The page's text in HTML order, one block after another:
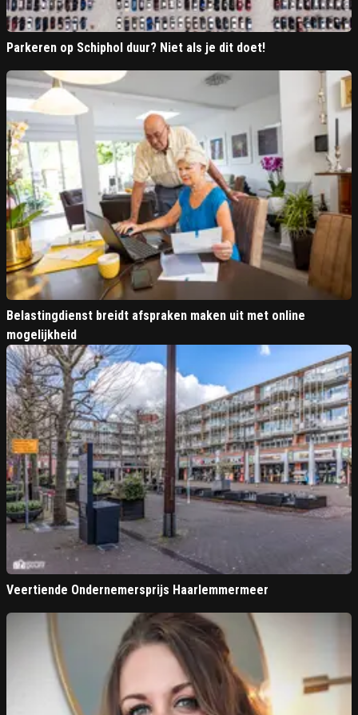
Parkeren op Schiphol duur? Niet als je dit doet!
Belastingdienst breidt afspraken maken uit met online
mogelijkheid
Veertiende Ondernemersprijs Haarlemmermeer